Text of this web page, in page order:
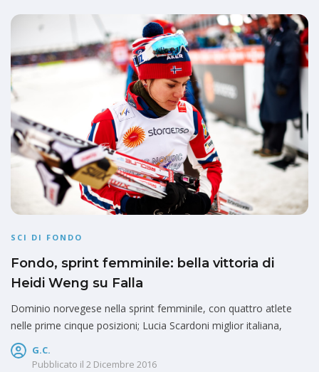
SCI DI FONDO
Fondo, sprint femminile: bella vittoria di
Heidi Weng su Falla
Dominio norvegese nella sprint femminile, con quattro atlete
nelle prime cinque posizioni; Lucia Scardoni miglior italiana,
G.C.
Pubblicato il 2 Dicembre 2016